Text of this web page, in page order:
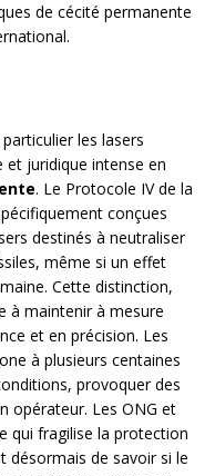
de cécité permanente
les lasers
juridique intense en
. Le Protocole IV de la
conçues
destinés à neutraliser
même si un effet
Cette distinction,
à maintenir à mesure
et en précision. Les
à plusieurs centaines
provoquer des
opérateur. Les ONG et
qui fragilise la protection
désormais de savoir si le